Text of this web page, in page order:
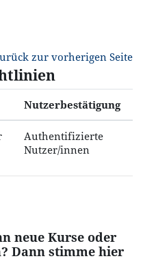
zur vorherigen Seite
Nutzerbestätigung
Authentifizierte
Nutzer/innen
neue Kurse oder
Dann stimme hier